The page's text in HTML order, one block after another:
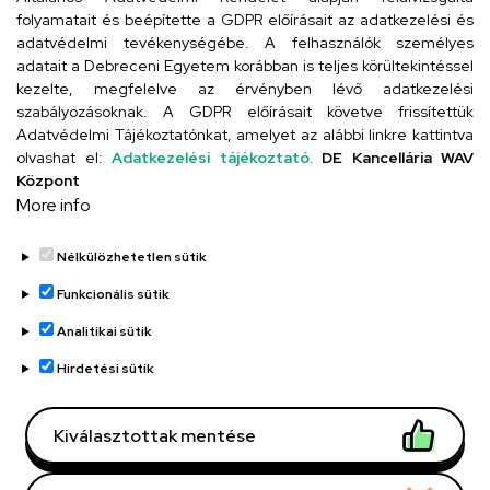
Szervezeti telefonkönyv
UD telefonkönyv
Adatvédelem
Adatvédelem
Régi oldal
Technikai információk
folyamatait és beépítette a GDPR előírásait az adatkezelési és
adatvédelmi tevékenységébe. A felhasználók személyes
adatait a Debreceni Egyetem korábban is teljes körültekintéssel
kezelte, megfelelve az érvényben lévő adatkezelési
szabályozásoknak. A GDPR előírásait követve frissítettük
Adatvédelmi Tájékoztatónkat, amelyet az alábbi linkre kattintva
olvashat el: Adatkezelési tájékoztató. DE Kancellária WAV
Központ
More info
Nélkülözhetetlen sütik
Funkcionális sütik
Analitikai sütik
Hirdetési sütik
Kiválasztottak mentése